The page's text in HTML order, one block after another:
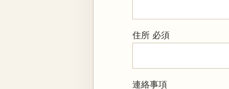
住所 必須
連絡事項